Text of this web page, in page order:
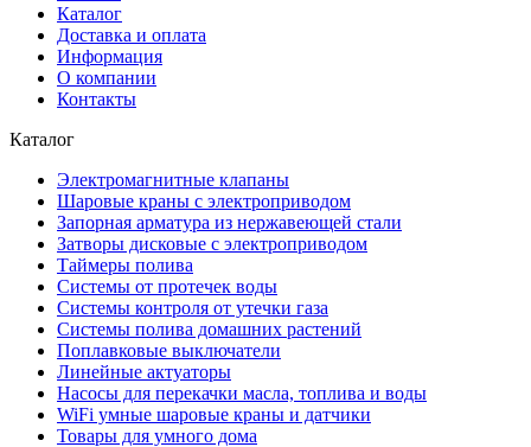
Каталог
Доставка и оплата
Информация
О компании
Контакты
Каталог
Электромагнитные клапаны
Шаровые краны с электроприводом
Запорная арматура из нержавеющей стали
Затворы дисковые с электроприводом
Таймеры полива
Системы от протечек воды
Системы контроля от утечки газа
Системы полива домашних растений
Поплавковые выключатели
Линейные актуаторы
Насосы для перекачки масла, топлива и воды
WiFi умные шаровые краны и датчики
Товары для умного дома